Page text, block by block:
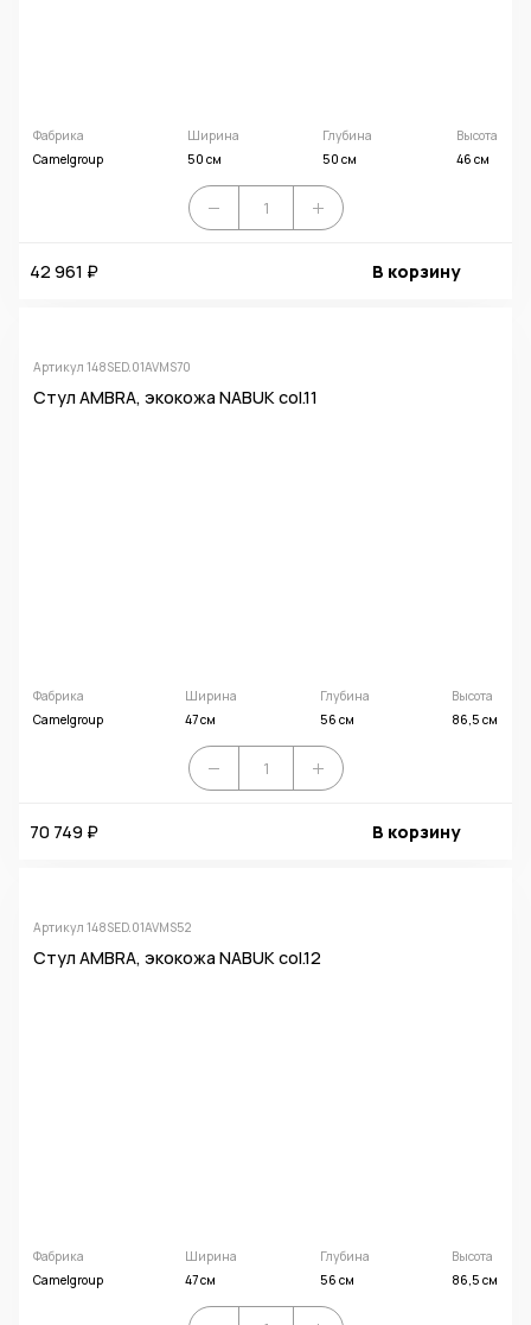
Фабрика
Camelgroup
Ширина
50 см
Глубина
50 см
Высота
46 см
42 961 ₽ В корзину
Артикул 148SED.01AVMS70
Стул AMBRA, экокожа NABUK col.11
Фабрика
Camelgroup
Ширина
47 см
Глубина
56 см
Высота
86,5 см
70 749 ₽ В корзину
Артикул 148SED.01AVMS52
Стул AMBRA, экокожа NABUK col.12
Фабрика
Camelgroup
Ширина
47 см
Глубина
56 см
Высота
86,5 см